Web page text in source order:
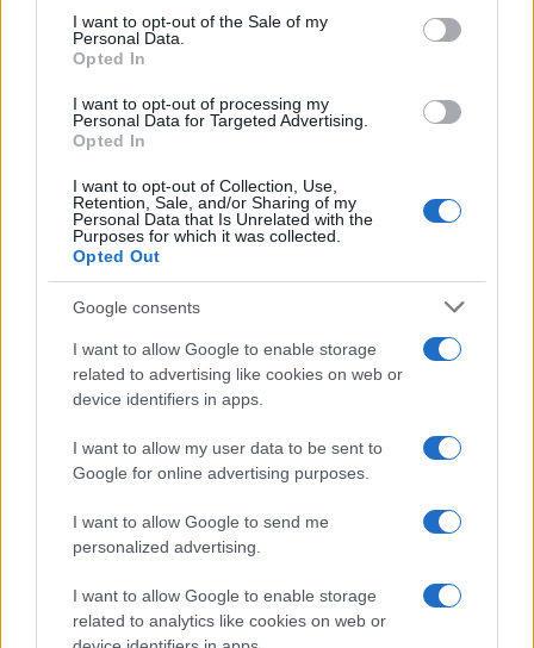
consent section.
I want to opt-out of the Sale of my
Personal Data.
Opted In
I want to opt-out of processing my
Personal Data for Targeted Advertising.
Opted In
I want to opt-out of Collection, Use,
Retention, Sale, and/or Sharing of my
Personal Data that Is Unrelated with the
Purposes for which it was collected.
Opted Out
Google consents
I want to allow Google to enable storage
related to advertising like cookies on web or
device identifiers in apps.
I want to allow my user data to be sent to
Google for online advertising purposes.
I want to allow Google to send me
personalized advertising.
I want to allow Google to enable storage
related to analytics like cookies on web or
CSI Bergamo: Tra Corsi, Eventi e Protezione dei Dati
Personali
Francesca Lombardi · 29 Lug 2026
NEWS